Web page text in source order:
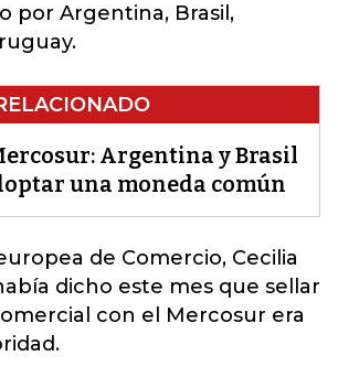
por Argentina, Brasil,
Argentina y Brasil
una moneda común
de Comercio, Cecilia
dicho este mes que sellar
con el Mercosur era